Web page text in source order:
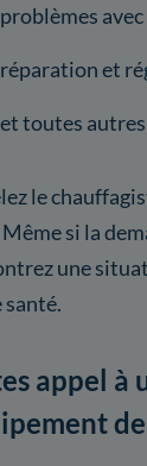
problèmes
réparation et
et toutes autres
le
si la
une
appel à